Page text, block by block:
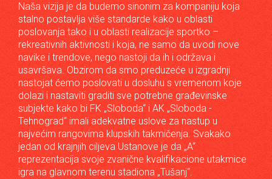
Naša vizija je da budemo sinonim za kompaniju koja
stalno postavlja više standarde kako u oblasti
poslovanja tako i u oblasti realizacije sportko –
rekreativnih aktivnosti i koja, ne samo da uvodi nove
navike i trendove, nego nastoji da ih i održava i
usavršava. Obzirom da smo preduzeće u izgradnji
nastojat ćemo poslovati u dosluhu s vremenom koje
dolazi i nastaviti graditi sve potrebne građevinske
subjekte kako bi FK „Sloboda“ i AK „Sloboda -
Tehnograd“ imali adekvatne uslove za nastup u
najvećim rangovima klupskih takmičenja. Svakako
jedan od krajnjih ciljeva Ustanove je da „A“
reprezentacija svoje zvanične kvalifikacione utakmice
igra na glavnom terenu stadiona „Tušanj“.